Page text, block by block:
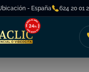
- España 624 20 01